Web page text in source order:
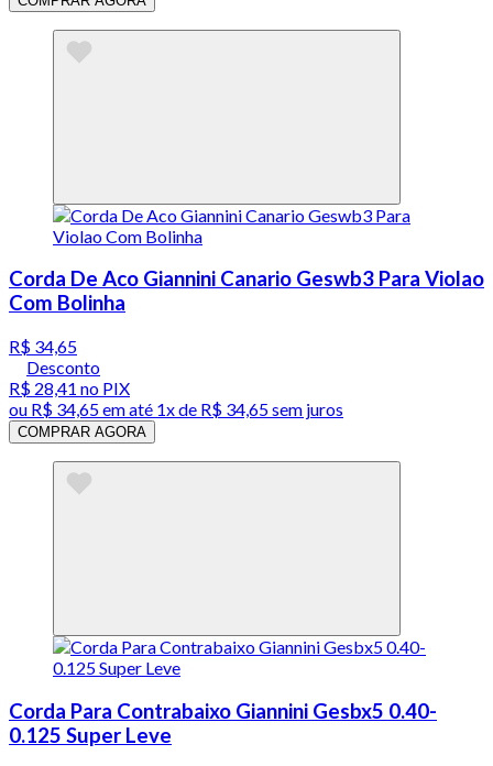
Corda De Aco Giannini Canario Geswb3 Para Violao
Com Bolinha
R$ 34,65
Desconto
R$ 28,41 no PIX
ou R$ 34,65em até 1x de R$ 34,65sem juros
COMPRAR AGORA
Corda Para Contrabaixo Giannini Gesbx5 0.40-
0.125 Super Leve